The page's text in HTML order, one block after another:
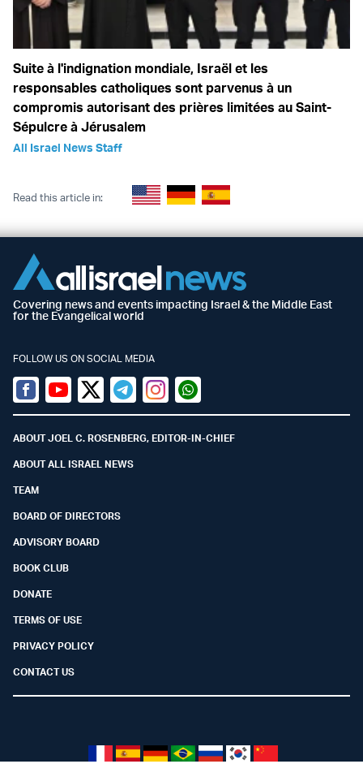
Suite à l'indignation mondiale, Israël et les
responsables catholiques sont parvenus à un
compromis autorisant des prières limitées au Saint-
Sépulcre à Jérusalem
All Israel News Staff
Read this article in:
Covering news and events impacting Israel & the Middle East
for the Evangelical world
FOLLOW US ON SOCIAL MEDIA
Facebook
YoutubeTwitter (X)
TelegramInstagramWhatsapp
ABOUT JOEL C. ROSENBERG, EDITOR-IN-CHIEF
ABOUT ALL ISRAEL NEWS
TEAM
BOARD OF DIRECTORS
ADVISORY BOARD
BOOK CLUB
DONATE
TERMS OF USE
PRIVACY POLICY
CONTACT US